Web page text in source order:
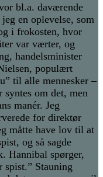
bl.a. daværende
en oplevelse, som
i frokosten, hvor
var værter, og
handelsminister
populært
til alle mennesker –
om det, men
manér. Jeg
for direktør
måtte have lov til at
og så sagde
Hannibal spørger,
spist.” Stauning